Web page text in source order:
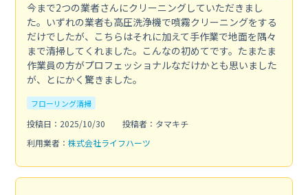
今まで2つの業者さんにクリーニングしていただきまし
た。いずれの業者も高圧洗浄機で噴霧クリーニングをする
だけでしたが、こちらはそれに加えて手作業で地面を隅々
まで清掃してくれました。こんなの初めてです。たまたま
作業員の方がプロフェッショナルなだけかとも思いました
が、とにかく驚きました。
フローリング清掃
投稿日：2025/10/30
投稿者：タマキチ
利用業者： 株式会社ライフハーツ